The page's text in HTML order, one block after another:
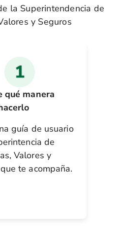
la Superintendencia de
y Seguros
qué manera
guía de usuario
de
Valores y
te acompaña.